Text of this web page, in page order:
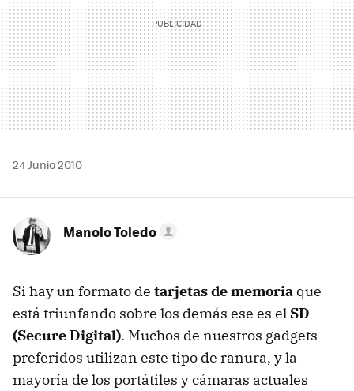
24 Junio 2010
Manolo Toledo
Si hay un formato de tarjetas de memoria que
está triunfando sobre los demás ese es el SD
(Secure Digital). Muchos de nuestros gadgets
preferidos utilizan este tipo de ranura, y la
mayoría de los portátiles y cámaras actuales